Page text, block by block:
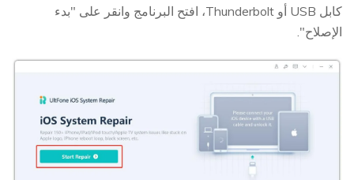
كابل USB أو Thunderbolt، افتح البرنامج وانقر على "بدء
الإصلاح".